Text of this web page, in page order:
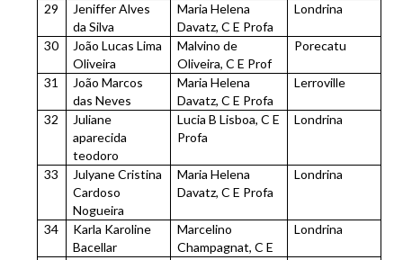
29
Jeniffer Alves
da Silva
Maria Helena
Davatz, C E Profa
Londrina
30
João Lucas Lima
Oliveira
Malvino de
Oliveira, C E Prof
Porecatu
31
João Marcos
das Neves
Maria Helena
Davatz, C E Profa
Lerroville
32
Juliane
aparecida
teodoro
Lucia B Lisboa, C E
Profa
Londrina
33
Julyane Cristina
Cardoso
Nogueira
Maria Helena
Davatz, C E Profa
Londrina
34
Karla Karoline
Bacellar
Marcelino
Champagnat, C E
Londrina